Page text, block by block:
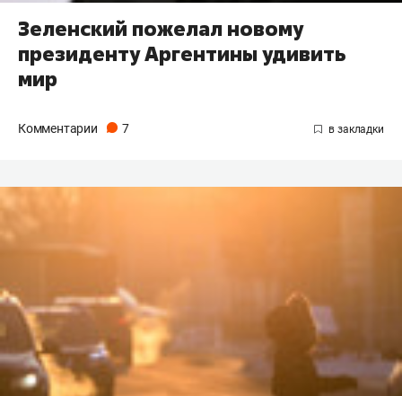
Зеленский пожелал новому
президенту Аргентины удивить
мир
Комментарии 7